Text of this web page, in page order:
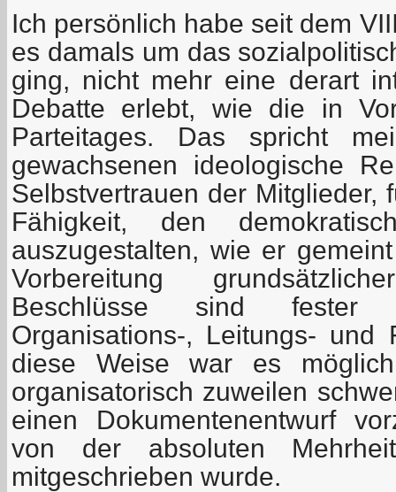
Ich persönlich habe seit dem
es damals um das
ging, nicht mehr eine derart
Debatte erlebt, wie die in
Parteitages. Das spricht
gewachsenen ideologische
Selbstvertrauen der Mitglieder,
Fähigkeit, den
auszugestalten, wie er
Vorbereitung
Beschlüsse sind fester
Organisations-, Leitungs- und
diese Weise war es
organisatorisch zuweilen
einen Dokumentenentwurf
von der absoluten
mitgeschrieben wurde.